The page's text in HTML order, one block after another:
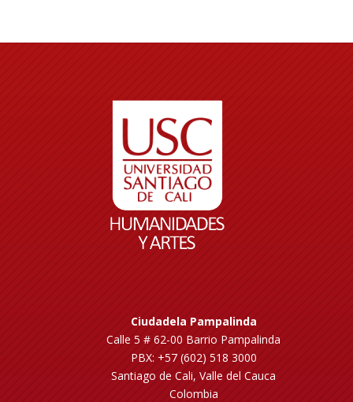
Ciudadela Pampalinda
Calle 5 # 62-00 Barrio Pampalinda
PBX: +57 (602) 518 3000
Santiago de Cali, Valle del Cauca
Colombia